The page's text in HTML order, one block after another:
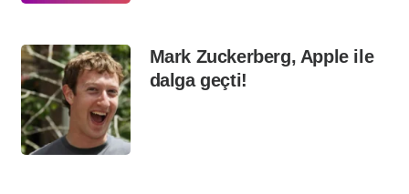
Mark Zuckerberg, Apple ile
dalga geçti!